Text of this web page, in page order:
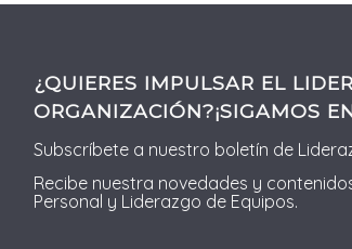
¿QUIERES IMPULSAR EL
ORGANIZACIÓN?¡SIGAMOS
Subscríbete a nuestro boletín de
Recibe nuestra novedades y
Personal y Liderazgo de Equipos.